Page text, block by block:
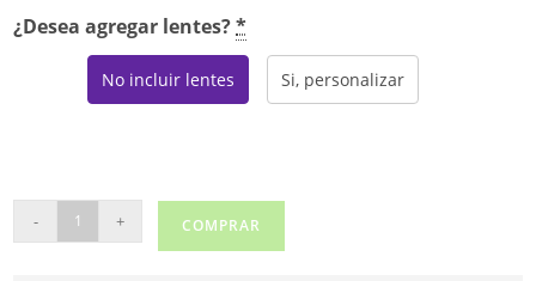
¿Desea agregar lentes?*
No incluir lentes Si, personalizar
210
- + COMPRAR